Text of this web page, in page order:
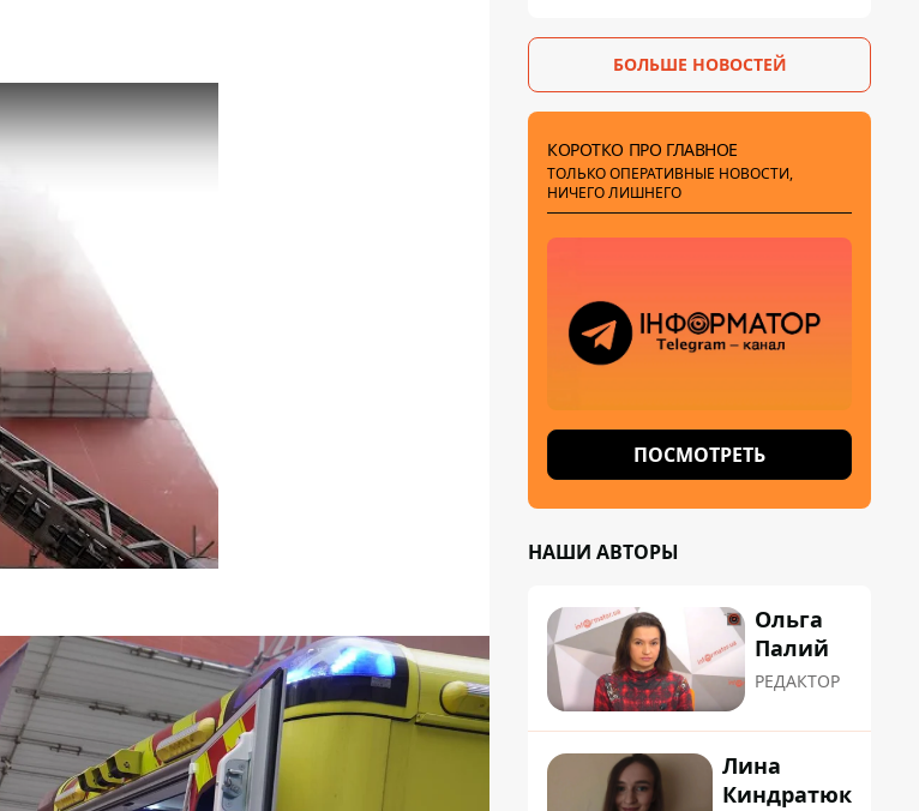
БОЛЬШЕ НОВОСТЕЙ
КОРОТКО ПРО ГЛАВНОЕ
ТОЛЬКО ОПЕРАТИВНЫЕ НОВОСТИ,
НИЧЕГО ЛИШНЕГО
ПОСМОТРЕТЬ
НАШИ АВТОРЫ
Ольга
Палий
РЕДАКТОР
Лина
Киндратюк